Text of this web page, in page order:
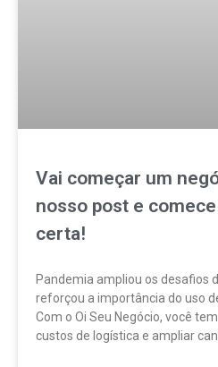
Vai começar um
nosso post e
certa!
Pandemia ampliou os desafios
reforçou a importância do uso
Com o Oi Seu Negócio, você
custos de logística e ampliar